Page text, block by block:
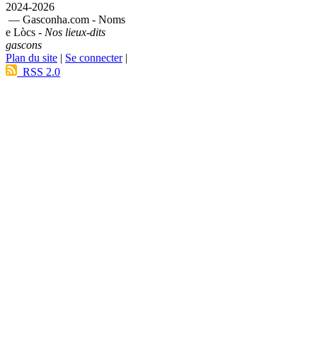
2024-2026
— Gasconha.com - Noms
e Lòcs - Nos lieux-dits
gascons
Plan du site
Se connecter|
RSS 2.0